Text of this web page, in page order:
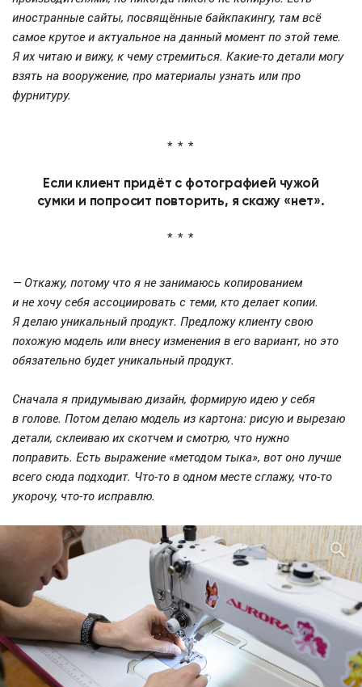
иностранные сайты, посвящённые байкпакингу, там всё
самое крутое и актуальное на данный момент по этой теме.
Я их читаю и вижу, к чему стремиться. Какие-то детали могу
взять на вооружение, про материалы узнать или про
фурнитуру.
Если клиент придёт с фотографией чужой
сумки и попросит повторить, я скажу «нет».
— Откажу, потому что я не занимаюсь копированием
и не хочу себя ассоциировать с теми, кто делает копии.
Я делаю уникальный продукт. Предложу клиенту свою
похожую модель или внесу изменения в его вариант, но это
обязательно будет уникальный продукт.
Сначала я придумываю дизайн, формирую идею у себя
в голове. Потом делаю модель из картона: рисую и вырезаю
детали, склеиваю их скотчем и смотрю, что нужно
поправить. Есть выражение «методом тыка», вот оно лучше
всего сюда подходит. Что-то в одном месте сглажу, что-то
укорочу, что-то исправлю.